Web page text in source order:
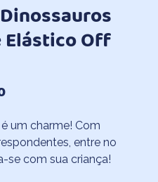
Elástico Off
Faixa
preço:
R$336,80
um charme! Com
entre no
se com sua criança!